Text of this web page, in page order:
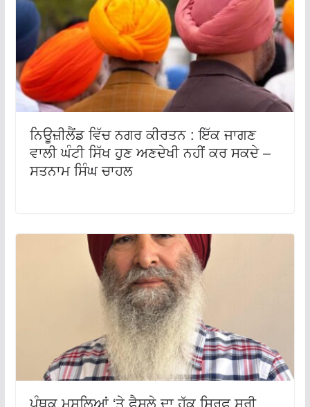
ਨਿਊਜ਼ੀਲੈਂਡ ਵਿੱਚ ਨਗਰ ਕੀਰਤਨ : ਇੱਕ ਜਾਗਣ
ਵਾਲੀ ਘੰਟੀ ਸਿੱਖ ਹੁਣ ਅਣਦੇਖੀ ਨਹੀਂ ਕਰ ਸਕਦੇ –
ਸਤਨਾਮ ਸਿੰਘ ਚਾਹਲ
ਪੰਥਕ ਮਸਲਿਆਂ ‘ਤੇ ਫ਼ੈਸਲੇ ਦਾ ਹੱਕ ਸਿਰਫ਼ ਸ੍ਰੀ